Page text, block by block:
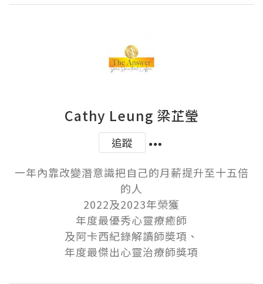
Cathy Leung 梁芷瑩
追蹤
一年內靠改變潛意識把自己的月薪提升至十五倍
的人
2022及2023年榮獲
年度最優秀心靈療癒師
及阿卡西紀錄解讀師奬項、
年度最傑出心靈治療師獎項